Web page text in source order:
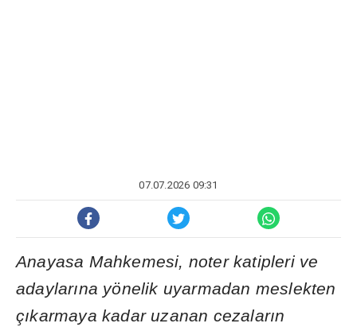
07.07.2026 09:31
Anayasa Mahkemesi, noter katipleri ve
adaylarına yönelik uyarmadan meslekten
çıkarmaya kadar uzanan cezaların